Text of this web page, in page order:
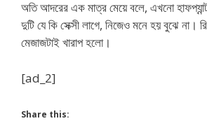
অতি আদরের এক মাত্র মেয়ে বলে, এখনো
দুটি যে কি সেক্সী লাগে, নিজেও মনে হয় বুঝে না।
মেজাজটাই খারাপ হলো।
[ad_2]
Share this: